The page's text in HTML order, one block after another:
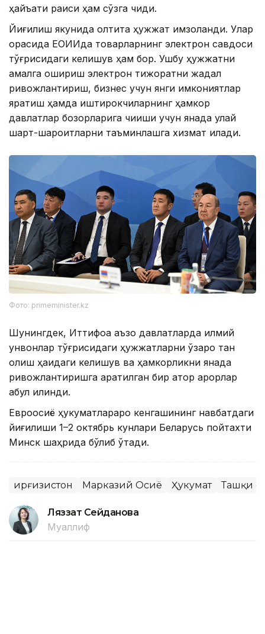
ҳайъати раиси ҳам сўзга чиқди.
Йиғилиш якунида олтита ҳужжат имзоланди. Улар
орасида ЕОИИда товарларнинг электрон савдоси
тўғрисидаги келишув ҳам бор. Ушбу ҳужжатни
амалга ошириш электрон тижоратни жадал
ривожлантириш, бизнес учун янги имкониятлар
яратиш ҳамда иштирокчиларнинг ҳамкор
давлатлар бозорларига чиқиши учун янада қулай
шарт-шароитларни таъминлашга хизмат қилади.
Фото: primeminister.kz
Шунингдек, Иттифоққа аъзо давлатларда илмий
унвонлар тўғрисидаги ҳужжатларни ўзаро тан
олиш ҳақидаги келишув ва ҳамкорликни янада
ривожлантиришга қаратилган бир қатор қарорлар
қабул қилинди.
Евроосиё ҳукуматлараро кенгашининг навбатдаги
йиғилиши 1–2 октябрь кунлари Беларусь пойтахти
Минск шаҳрида бўлиб ўтади.
Қирғизистон Марказий Осиё Ҳукумат Ташқи
Ляззат Сейданова
Муаллиф